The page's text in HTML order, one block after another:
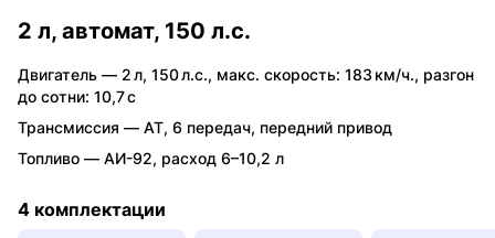
2 л, автомат, 150 л.с.
Двигатель — 2 л, 150 л.с., макс. скорость: 183 км/ч., разгон
до сотни: 10,7 с
Трансмиссия — AT, 6 передач, передний привод
Топливо — АИ-92, расход 6–10,2 л
4 комплектации